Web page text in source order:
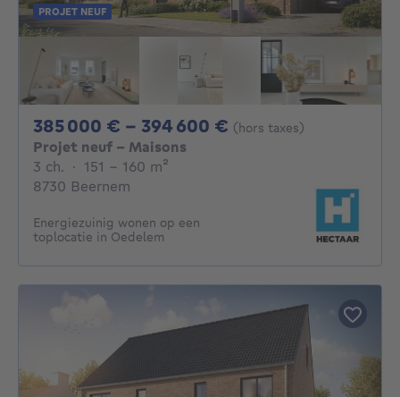
PROJET NEUF
385 000 € - 394 600 € De 385000€ À
(hors taxes)
Projet neuf - Maisons
3 ch. 3 chambres
· 151 - 160 m²
8730 Beernem
Energiezuinig wonen op een
toplocatie in Oedelem